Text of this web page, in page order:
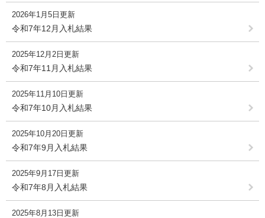
2026年1月5日更新
令和7年12月入札結果
2025年12月2日更新
令和7年11月入札結果
2025年11月10日更新
令和7年10月入札結果
2025年10月20日更新
令和7年9月入札結果
2025年9月17日更新
令和7年8月入札結果
2025年8月13日更新